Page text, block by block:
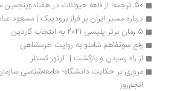
درباره مسیر ایران بر فراز برودپیک | مسعود عباس زاده
رفع سوتفاهم شاملو به روایت خرمشاهی
از راه رسیدن و بازگشت |  آرتور کستلر